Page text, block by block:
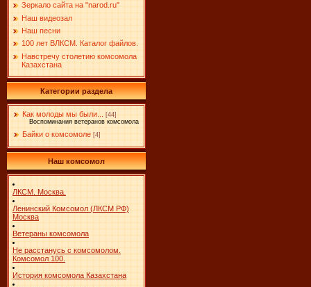
Зеркало сайта на "narоd.ru"
Наш видеозал
Наш песни
100 лет ВЛКСМ. Каталог файлов.
Навстречу столетию комсомола
Казахстана
Категории раздела
Как молоды мы были...
[44]
Воспоминания ветеранов комсомола
Байки о комсомоле [4]
Наш комсомол
ЛКСМ. Москва.
Ленинский Комсомол (ЛКСМ РФ)
Москва
Ветераны комсомола
Не расстанусь с комсомолом.
Комсомол 100.
История комсомола Казахстана